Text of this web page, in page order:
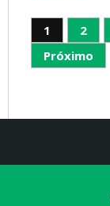
1 2
Próximo